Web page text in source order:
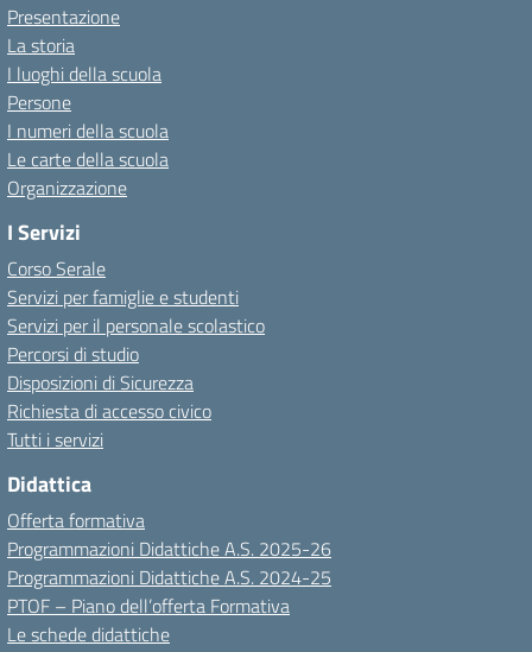
Presentazione
La storia
I luoghi della scuola
Persone
I numeri della scuola
Le carte della scuola
Organizzazione
I Servizi
Corso Serale
Servizi per famiglie e studenti
Servizi per il personale scolastico
Percorsi di studio
Disposizioni di Sicurezza
Richiesta di accesso civico
Tutti i servizi
Didattica
Offerta formativa
Programmazioni Didattiche A.S. 2025-26
Programmazioni Didattiche A.S. 2024-25
PTOF – Piano dell’offerta Formativa
Le schede didattiche